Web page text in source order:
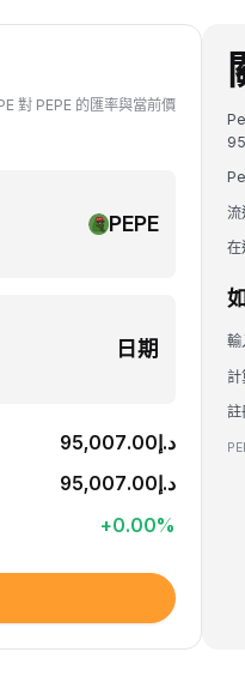
對 PEPE 的匯率與當前價
PEPE
日期
د.إ95,007.00
د.إ95,007.00
+0.00%
流
在
輸
計
註